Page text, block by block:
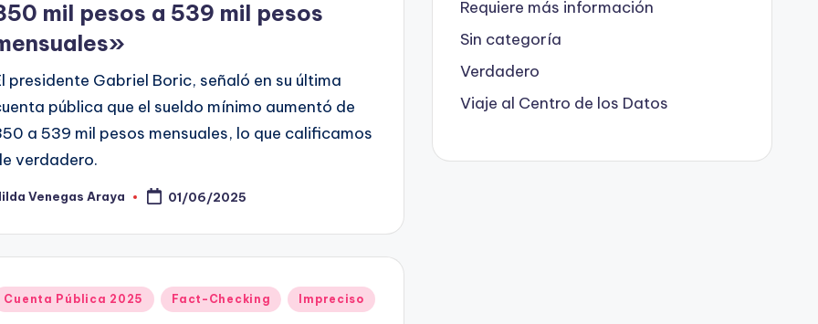
mil pesos a 539 mil pesos
presidente Gabriel Boric, señaló en su última
pública que el sueldo mínimo aumentó de
a 539 mil pesos mensuales, lo que calificamos
verdadero.
Venegas Araya 01/06/2025
Cuenta Pública 2025 Fact-Checking Impreciso
Requiere más información
Sin categoría
Verdadero
Viaje al Centro de los Datos